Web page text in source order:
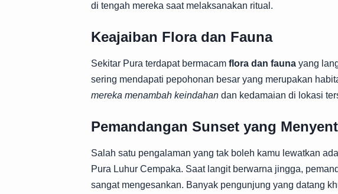
di tengah mereka saat melaksanakan ritual.
Keajaiban Flora dan Fauna
Sekitar Pura terdapat bermacam flora dan fauna yang
sering mendapati pepohonan besar yang merupakan
mereka menambah keindahan dan kedamaian di lokasi
Pemandangan Sunset yang
Salah satu pengalaman yang tak boleh kamu lewatkan
Pura Luhur Cempaka. Saat langit berwarna jingga,
sangat mengesankan. Banyak pengunjung yang datang